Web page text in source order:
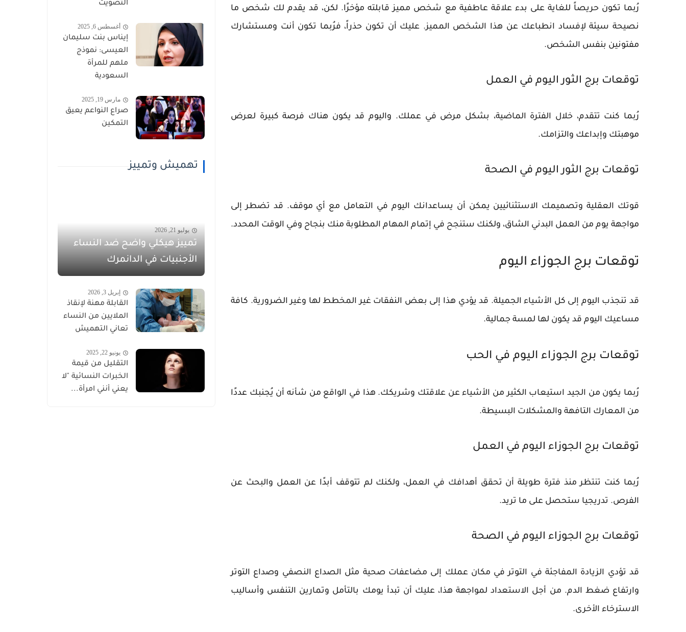
رُبما تكون حريصاً للغاية على بدء علاقة عاطفية مع شخص مميز قابلته مؤخرًا. لكن، قد يقدم لك شخص ما
نصيحة سيئة لإفساد انطباعك عن هذا الشخص المميز. عليك أن تكون حذراً، فرُبما تكون أنت ومستشارك
مفتونين بنفس الشخص.
توقعات برج الثور اليوم في العمل
رُبما كنت تتقدم، خلال الفترة الماضية، بشكل مرض في عملك. واليوم قد يكون هناك فرصة كبيرة لعرض
موهبتك وإبداعك والتزامك.
توقعات برج الثور اليوم في الصحة
قوتك العقلية وتصميمك الاستثنائيين يمكن أن يساعدانك اليوم في التعامل مع أي موقف. قد تضطر إلى
مواجهة يوم من العمل البدني الشاق، ولكنك ستنجح في إتمام المهام المطلوبة منك بنجاح وفي الوقت المحدد.
توقعات برج الجوزاء اليوم
قد تنجذب اليوم إلى كل الأشياء الجميلة. قد يؤدي هذا إلى بعض النفقات غير المخطط لها وغير الضرورية. كافة
مساعيك اليوم قد يكون لها لمسة جمالية.
توقعات برج الجوزاء اليوم في الحب
رُبما يكون من الجيد استيعاب الكثير من الأشياء عن علاقتك وشريكك. هذا في الواقع من شأنه أن يُجنبك عددًا
من المعارك التافهة والمشكلات البسيطة.
توقعات برج الجوزاء اليوم في العمل
رُبما كنت تنتظر منذ فترة طويلة أن تحقق أهدافك في العمل، ولكنك لم تتوقف أبدًا عن العمل والبحث عن
الفرص. تدريجيا ستحصل على ما تريد.
توقعات برج الجوزاء اليوم في الصحة
قد تؤدي الزيادة المفاجئة في التوتر في مكان عملك إلى مضاعفات صحية مثل الصداع النصفي وصداع التوتر
وارتفاع ضغط الدم. من أجل الاستعداد لمواجهة هذا، عليك أن تبدأ يومك بالتأمل وتمارين التنفس وأساليب
الاسترخاء الأخرى.
التصويت
أغسطس 6, 2025
إيناس بنت سليمان
العيسى: نموذج
ملهم للمرأة
السعودية
مارس 19, 2025
صراع النواعم يعيق
التمكين
تهميش وتمييز
يوليو 21, 2026
تمييز هيكلي واضح ضد النساء
الأجنبيات في الدانمرك
إبريل 3, 2026
القابلة مهنة لإنقاذ
الملايين من النساء
تعاني التهميش
يونيو 22, 2025
التقليل من قيمة
الخبرات النسائية "لا
يعني أنني امرأة...